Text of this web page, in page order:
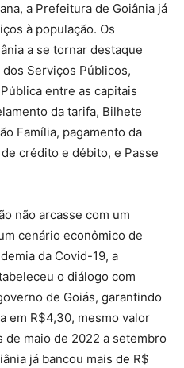
a Prefeitura de Goiânia já
à população. Os
a se tornar destaque
Serviços Públicos,
entre as capitais
da tarifa, Bilhete
Família, pagamento da
crédito e débito, e Passe
não arcasse com um
cenário econômico de
da Covid-19, a
o diálogo com
de Goiás, garantindo
em R$4,30, mesmo valor
de maio de 2022 a setembro
já bancou mais de R$